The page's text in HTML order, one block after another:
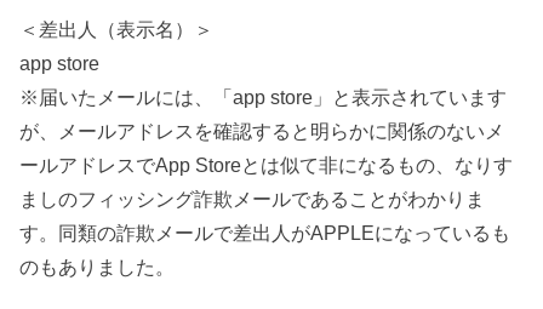
＜差出人（表示名）＞
app store
※届いたメールには、「app store」と表示されています
が、メールアドレスを確認すると明らかに関係のないメ
ールアドレスでApp Storeとは似て非になるもの、なりす
ましのフィッシング詐欺メールであることがわかりま
す。同類の詐欺メールで差出人がAPPLEになっているも
のもありました。